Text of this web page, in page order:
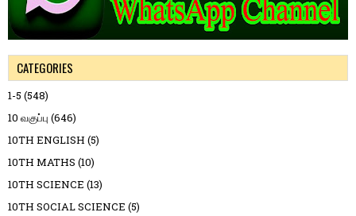
CATEGORIES
1-5 (548)
10 வகுப்பு (646)
10TH ENGLISH (5)
10TH MATHS (10)
10TH SCIENCE (13)
10TH SOCIAL SCIENCE (5)